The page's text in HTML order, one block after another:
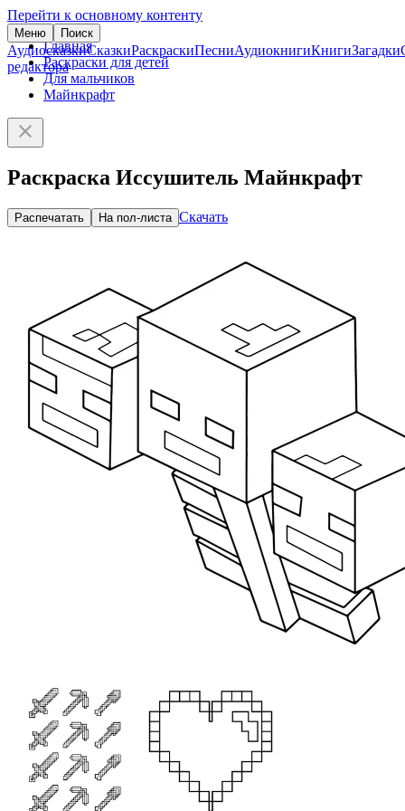
Перейти к основному контенту
Меню Поиск
АудиосказкиСказкиРаскраскиПесниАудиокнигиКнигиЗагадки
редактора
Главная
Раскраски для детей
Для мальчиков
Майнкрафт
Раскраска Иссушитель Майнкрафт
Распечатать На пол-листа Скачать